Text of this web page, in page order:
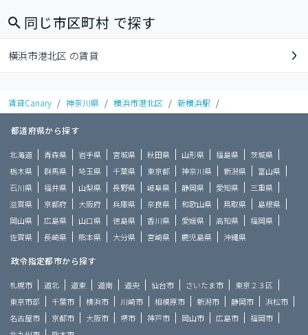
同じ市区町村 で探す
横浜市港北区 の賃貸
賃貸Canary / 神奈川県 / 横浜市港北区 / 新横浜駅 /
都道府県から探す
北海道 青森県 岩手県 宮城県 秋田県 山形県 福島県
茨城県
栃木県
群馬県 埼玉県 千葉県 東京都 神奈川県 新潟県
富山県
石川県
福井県 山梨県 長野県 岐阜県 静岡県 愛知県
三重県
滋賀県
京都府 大阪府 兵庫県 奈良県 和歌山県 鳥取県
島根県
岡山県
広島県 山口県 徳島県 香川県 愛媛県 高知県
福岡県
佐賀県
長崎県 熊本県 大分県 宮崎県 鹿児島県 沖縄県
政令指定都市から探す
札幌市 道北 道東 道南 道央 仙台市 さいたま市
東京２３区
東京市部
千葉市 横浜市 川崎市 相模原市 新潟市 静岡市
浜松市
名古屋市
京都市 大阪市 堺市 神戸市 岡山市 広島市
福岡市